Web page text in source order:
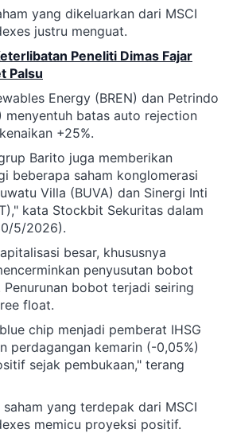
yang dikeluarkan dari MSCI
justru menguat.
Peneliti Dimas Fajar
Palsu
Energy (BREN) dan Petrindo
menyentuh batas auto rejection
+25%.
Barito juga memberikan
beberapa saham konglomerasi
Villa (BUVA) dan Sinergi Inti
kata Stockbit Sekuritas dalam
5/2026).
besar, khususnya
penyusutan bobot
Penurunan bobot terjadi seiring
float.
chip menjadi pemberat IHSG
perdagangan kemarin (-0,05%)
sejak pembukaan," terang
saham yang terdepak dari MSCI
memicu proyeksi positif.